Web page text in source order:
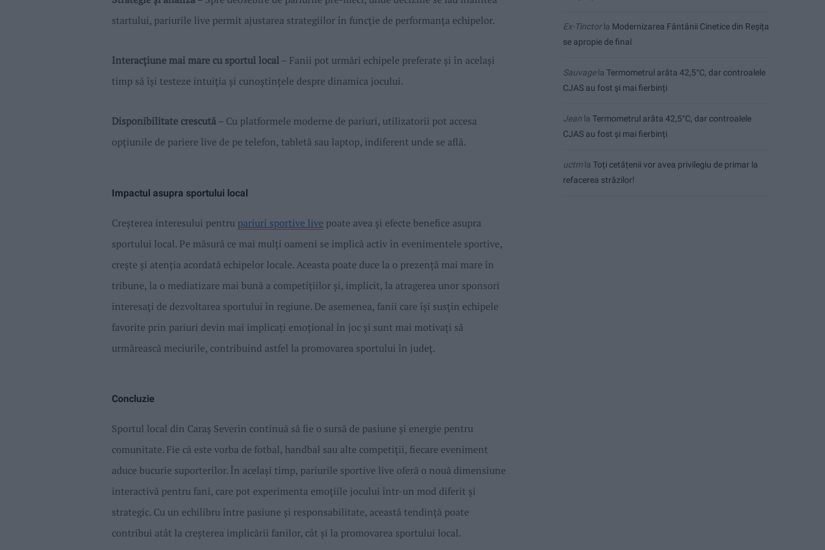
startului, pariurile live permit ajustarea strategiilor în funcție de performanța echipelor.
Interacțiune mai mare cu sportul local– Fanii pot urmări echipele preferate și în același
timp să își testeze intuiția și cunoștințele despre dinamica jocului.
Disponibilitate crescută– Cu platformele moderne de pariuri, utilizatorii pot accesa
opțiunile de pariere live de pe telefon, tabletă sau laptop, indiferent unde se află.
Impactul asupra sportului local
Creșterea interesului pentru pariuri sportive live poate avea și efecte benefice asupra
sportului local. Pe măsură ce mai mulți oameni se implică activ în evenimentele sportive,
crește și atenția acordată echipelor locale. Aceasta poate duce la o prezență mai mare în
tribune, la o mediatizare mai bună a competițiilor și, implicit, la atragerea unor sponsori
interesați de dezvoltarea sportului în regiune. De asemenea, fanii care își susțin echipele
favorite prin pariuri devin mai implicați emoțional în joc și sunt mai motivați să
urmărească meciurile, contribuind astfel la promovarea sportului în județ.
Concluzie
Sportul local din Caraș Severin continuă să fie o sursă de pasiune și energie pentru
comunitate. Fie că este vorba de fotbal, handbal sau alte competiții, fiecare eveniment
aduce bucurie suporterilor. În același timp, pariurile sportive live oferă o nouă dimensiune
interactivă pentru fani, care pot experimenta emoțiile jocului într-un mod diferit și
strategic. Cu un echilibru între pasiune și responsabilitate, această tendință poate
contribui atât la creșterea implicării fanilor, cât și la promovarea sportului local.
Ex-Tinctorla Modernizarea Fântânii Cinetice din Reșița
se apropie de final
Sauvagela Termometrul arăta 42,5°C, dar controalele
CJAS au fost și mai fierbinți
Jean la Termometrul arăta 42,5°C, dar controalele
CJAS au fost și mai fierbinți
uctmla Toți cetățenii vor avea privilegiu de primar la
refacerea străzilor!